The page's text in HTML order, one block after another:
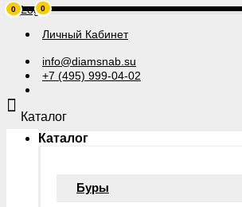
Личный Кабинет
info@diamsnab.su
+7 (495) 999-04-02
0
Каталог
Каталог
Буры
0